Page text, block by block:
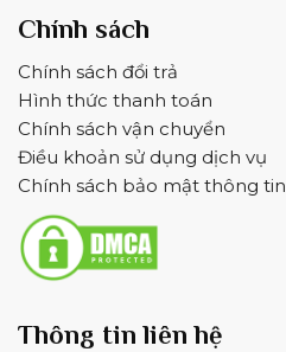
Chính sách
Chính sách đổi trả
Hình thức thanh toán
Chính sách vận chuyển
Điều khoản sử dụng dịch vụ
Chính sách bảo mật thông tin
Thông tin liên hệ